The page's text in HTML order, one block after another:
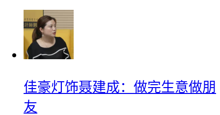
佳豪灯饰聂建成：做完生意做朋
友